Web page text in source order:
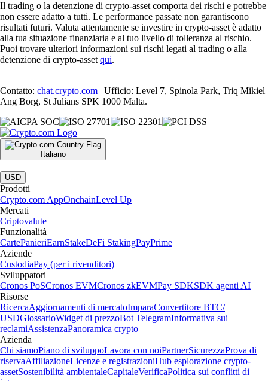
Il trading o la detenzione di crypto-asset comporta dei rischi e potrebbe
non essere adatto a tutti. Le performance passate non garantiscono
risultati futuri. Valuta attentamente se investire in crypto-asset è adatto
alla tua situazione finanziaria e al tuo livello di tolleranza al rischio.
Puoi trovare ulteriori informazioni sui rischi legati al trading o alla
detenzione di crypto-asset qui.
Contatto: chat.crypto.com | Ufficio: Level 7, Spinola Park, Triq Mikiel
Ang Borg, St Julians SPK 1000 Malta.
Italiano
|
USD
Prodotti
Crypto.com AppOnchainLevel Up
Mercati
Criptovalute
Funzionalità
CartePanieriEarnStakeDeFi StakingPayPrime
Aziende
CustodiaPay (per i rivenditori)
Sviluppatori
Cronos PoSCronos EVMCronos zkEVMPay SDKSDK agenti AI
Risorse
RicercaAggiornamenti di mercatoImparaConvertitore BTC/
USDGlossarioWidget di prezzoBot TelegramInformativa sui
reclamiAssistenzaPanoramica crypto
Azienda
Chi siamoPiano di sviluppoLavora con noiPartnerSicurezzaProva di
riservaAffiliazioneLicenze e registrazioniHub esplorazione crypto-
assetSostenibilità ambientaleCapitaleVerificaPolitica sui conflitti di